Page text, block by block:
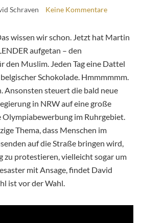
Schraven Keine Kommentare
wissen wir schon. Jetzt hat Martin
aufgetan – den
den Muslim. Jeden Tag eine Dattel
Schokolade. Hmmmmmm.
Ansonsten steuert die bald neue
in NRW auf eine große
Olympiabewerbung im Ruhrgebiet.
Thema, dass Menschen im
auf die Straße bringen wird,
zu protestieren, vielleicht sogar um
mit Ansage, findet David
ist vor der Wahl.